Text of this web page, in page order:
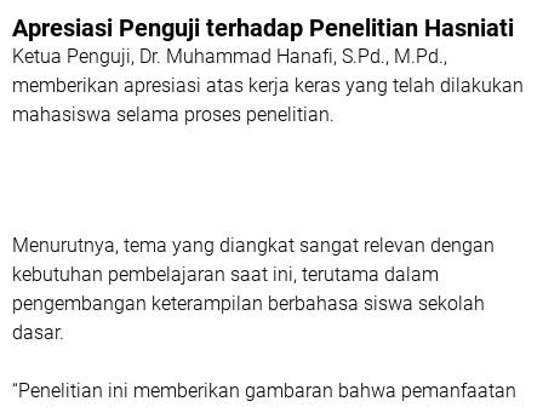
Apresiasi Penguji terhadap Penelitian Hasniati
Ketua Penguji, Dr. Muhammad Hanafi, S.Pd., M.Pd.,
memberikan apresiasi atas kerja keras yang telah dilakukan
mahasiswa selama proses penelitian.
Menurutnya, tema yang diangkat sangat relevan dengan
kebutuhan pembelajaran saat ini, terutama dalam
pengembangan keterampilan berbahasa siswa sekolah
dasar.
“Penelitian ini memberikan gambaran bahwa pemanfaatan